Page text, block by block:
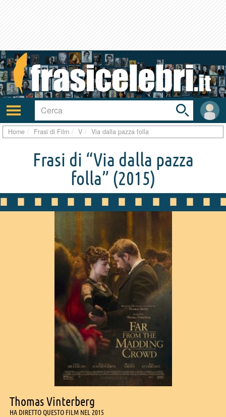
Attiva/disattiva
navigazione
User
area
Toggle
search
bar
Home Frasi di Film V Via dalla pazza folla
Frasi di “Via dalla pazza
folla” (2015)
Thomas Vinterberg
HA DIRETTO QUESTO FILM NEL 2015